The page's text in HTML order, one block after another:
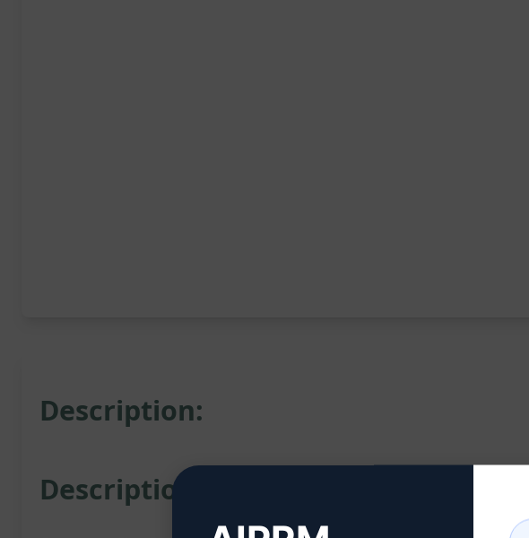
Description:
Description du Prompt ChatGPT: